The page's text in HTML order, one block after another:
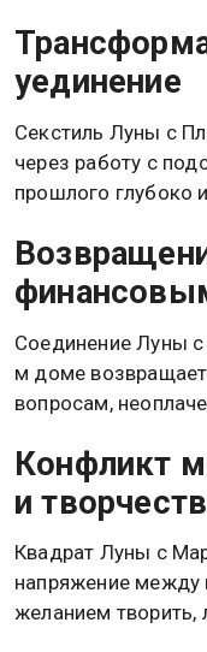
уединение
Секстиль Луны с
через работу с
прошлого глубоко
Соединение Луны
м доме
вопросам,
Конфликт
и
Квадрат Луны с
напряжение между
желанием творить,